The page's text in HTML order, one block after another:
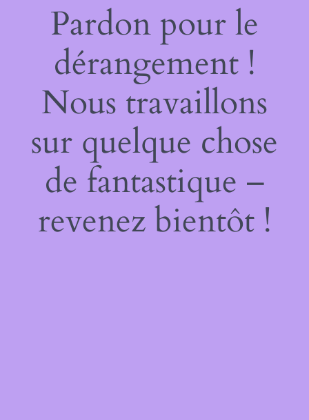
Pardon pour le
dérangement !
Nous travaillons
sur quelque chose
de fantastique –
revenez bientôt !